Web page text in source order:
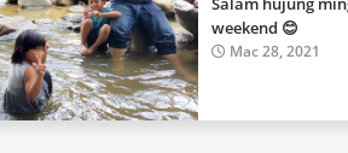
weekend 😊
Mac 28, 2021